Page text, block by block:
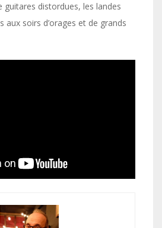
guitares distordues, les landes
aux soirs d’orages et de grands